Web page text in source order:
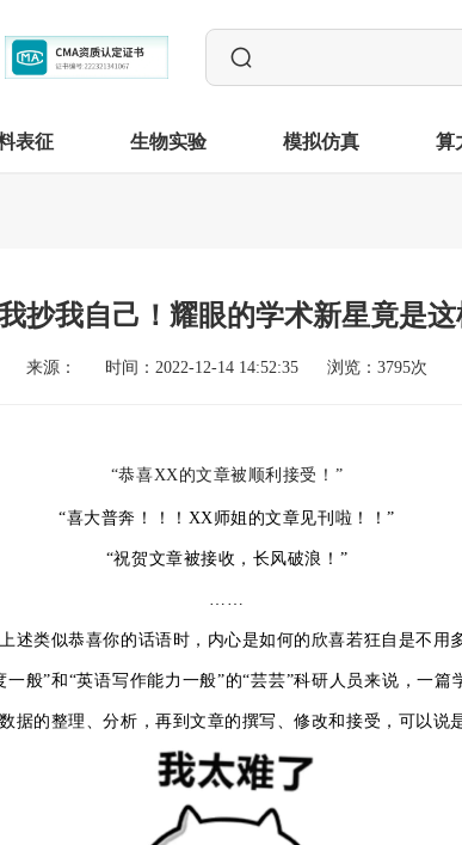
表征 生物实验 模拟仿真 算
抄我自己！耀眼的学术新星竟是这
来源： 时间：2022-12-14 14:52:35 浏览：3795次
“恭喜XX的文章被顺利接受！”
“喜大普奔！！！XX师姐的文章见刊啦！！”
“祝贺文章被接收，长风破浪！”
……
述类似恭喜你的话语时，内心是如何的欣喜若狂自是不用
一般”和“英语写作能力一般”的“芸芸”科研人员来说，一
据的整理、分析，再到文章的撰写、修改和接受，可以说